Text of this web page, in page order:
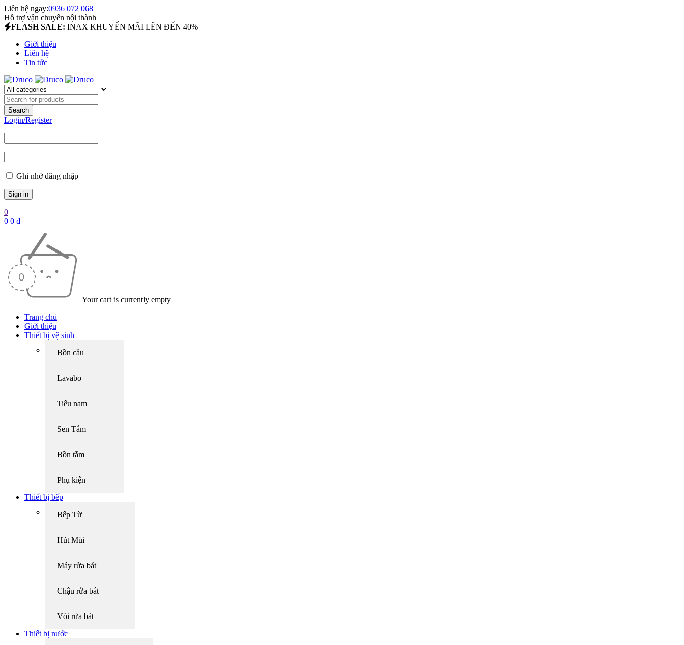
Liên hệ ngay:0936 072 068
Hỗ trợ vận chuyển nội thành
FLASH SALE: INAX KHUYẾN MÃI LÊN ĐẾN 40%
Giới thiệu
Liên hệ
Tin tức
Login/Register
Ghi nhớ đăng nhập
0
0 0 ₫
Your cart is currently empty
Trang chủ
Giới thiệu
Thiết bị vệ sinh
Bồn cầu
Lavabo
Tiểu nam
Sen Tắm
Bồn tắm
Phụ kiện
Thiết bị bếp
Bếp Từ
Hút Mùi
Máy rửa bát
Chậu rửa bát
Vòi rửa bát
Thiết bị nước